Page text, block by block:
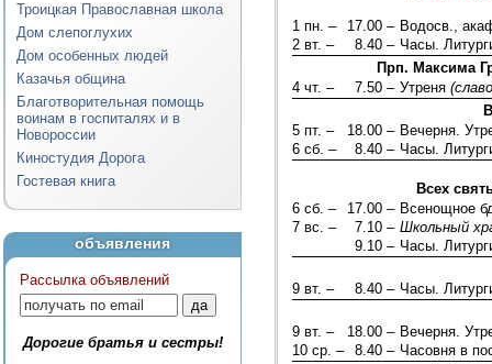
Троицкая Православная школа
Дом слепоглухих
Дом особенных людей
Казачья община
Благотворительная помощь
воинам в госпиталях и в
Новороссии
Киностудия Дорога
Гостевая книга
объявления
Рассылка объявлений
Дорогие братья и сестры!
1 пн. – 17.00 – Водосв.,
2 вт. –
8.40 – Часы.
Прп. Максима
4 чт. –
7.50 – Утреня
5 пт. –
18.00 – Вечерня.
6 сб. –
8.40 – Часы.
Всех
6 сб. –
17.00 – Всенощное
7 вс. –
7.10 – Школьный
9.10 – Часы.
9 вт. – 8.40 – Часы.
9 вт. – 18.00 – Вечерня.
10 ср. –
8.40 – Часовня в